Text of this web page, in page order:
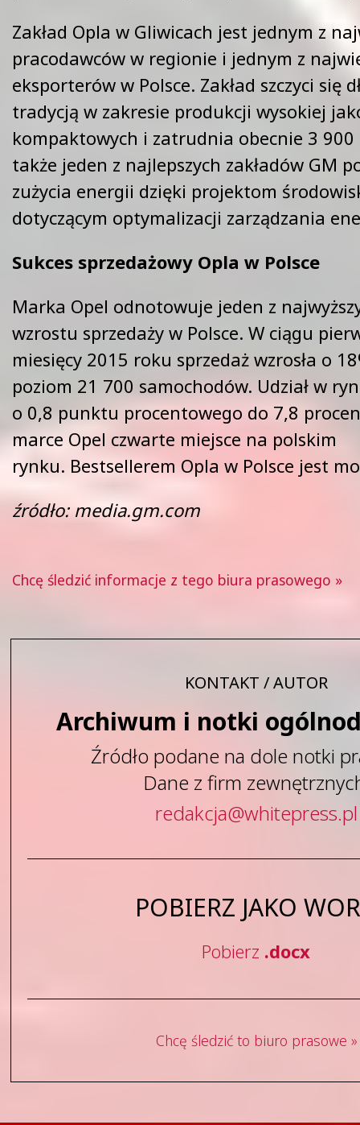
Zakład Opla w Gliwicach jest jednym z
pracodawców w regionie i jednym z
eksporterów w Polsce. Zakład szczyci się
tradycją w zakresie produkcji wysokiej
kompaktowych i zatrudnia obecnie 3 900
także jeden z najlepszych zakładów GM
zużycia energii dzięki projektom
dotyczącym optymalizacji zarządzania
Sukces sprzedażowy Opla w Polsce
Marka Opel odnotowuje jeden z
wzrostu sprzedaży w Polsce. W ciągu
miesięcy 2015 roku sprzedaż wzrosła o
poziom 21 700 samochodów. Udział w
o 0,8 punktu procentowego do 7,8
marce Opel czwarte miejsce na polskim
rynku. Bestsellerem Opla w Polsce jest
źródło: media.gm.com
Chcę śledzić informacje z tego biura prasowego »
KONTAKT / AUTOR
Archiwum i notki
Źródło podane na dole notki
Dane z firm
redakcja@whitepress.pl
POBIERZ JAKO
Pobierz .docx
Chcę śledzić to biuro prasowe »